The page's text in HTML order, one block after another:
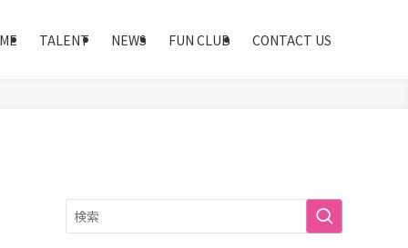
TALENT NEWS FUN CLUB CONTACT US